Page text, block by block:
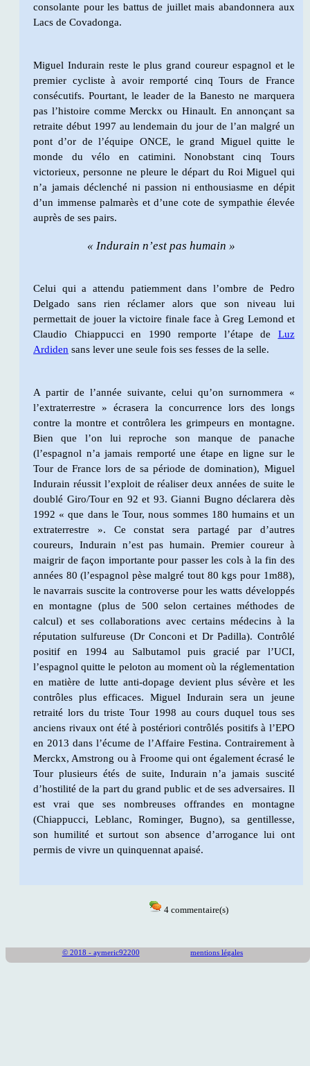
consolante pour les battus de juillet mais abandonnera aux
Lacs de Covadonga.
Miguel Indurain reste le plus grand coureur espagnol et le
premier cycliste à avoir remporté cinq Tours de France
consécutifs. Pourtant, le leader de la Banesto ne marquera
pas l’histoire comme Merckx ou Hinault. En annonçant sa
retraite début 1997 au lendemain du jour de l’an malgré un
pont d’or de l’équipe ONCE, le grand Miguel quitte le
monde du vélo en catimini. Nonobstant cinq Tours
victorieux, personne ne pleure le départ du Roi Miguel qui
n’a jamais déclenché ni passion ni enthousiasme en dépit
d’un immense palmarès et d’une cote de sympathie élevée
auprès de ses pairs.
« Indurain n’est pas humain »
Celui qui a attendu patiemment dans l’ombre de Pedro
Delgado sans rien réclamer alors que son niveau lui
permettait de jouer la victoire finale face à Greg Lemond et
Claudio Chiappucci en 1990 remporte l’étape de Luz
Ardiden sans lever une seule fois ses fesses de la selle.
A partir de l’année suivante, celui qu’on surnommera «
l’extraterrestre » écrasera la concurrence lors des longs
contre la montre et contrôlera les grimpeurs en montagne.
Bien que l’on lui reproche son manque de panache
(l’espagnol n’a jamais remporté une étape en ligne sur le
Tour de France lors de sa période de domination), Miguel
Indurain réussit l’exploit de réaliser deux années de suite le
doublé Giro/Tour en 92 et 93. Gianni Bugno déclarera dès
1992 « que dans le Tour, nous sommes 180 humains et un
extraterrestre ». Ce constat sera partagé par d’autres
coureurs, Indurain n’est pas humain. Premier coureur à
maigrir de façon importante pour passer les cols à la fin des
années 80 (l’espagnol pèse malgré tout 80 kgs pour 1m88),
le navarrais suscite la controverse pour les watts développés
en montagne (plus de 500 selon certaines méthodes de
calcul) et ses collaborations avec certains médecins à la
réputation sulfureuse (Dr Conconi et Dr Padilla). Contrôlé
positif en 1994 au Salbutamol puis gracié par l’UCI,
l’espagnol quitte le peloton au moment où la réglementation
en matière de lutte anti-dopage devient plus sévère et les
contrôles plus efficaces. Miguel Indurain sera un jeune
retraité lors du triste Tour 1998 au cours duquel tous ses
anciens rivaux ont été à postériori contrôlés positifs à l’EPO
en 2013 dans l’écume de l’Affaire Festina. Contrairement à
Merckx, Amstrong ou à Froome qui ont également écrasé le
Tour plusieurs étés de suite, Indurain n’a jamais suscité
d’hostilité de la part du grand public et de ses adversaires. Il
est vrai que ses nombreuses offrandes en montagne
(Chiappucci, Leblanc, Rominger, Bugno), sa gentillesse,
son humilité et surtout son absence d’arrogance lui ont
permis de vivre un quinquennat apaisé.
4 commentaire(s)
mentions légales
© 2018 - aymeric92200